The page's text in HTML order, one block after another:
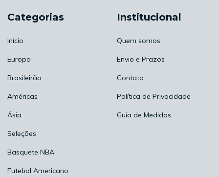
Categorias
Início
Europa
Brasileirão
Américas
Ásia
Seleções
Basquete NBA
Futebol Americano
Institucional
Quem somos
Envio e Prazos
Contato
Política de Privacidade
Guia de Medidas